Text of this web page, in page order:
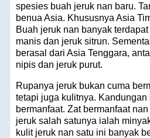
spesies buah jeruk nan baru.
benua Asia. Khususnya Asia
Buah jeruk nan banyak
manis dan jeruk sitrun.
berasal dari Asia Tenggara,
nipis dan jeruk purut.
Rupanya jeruk bukan cuma
tetapi juga kulitnya.
bermanfaat. Zat bermanfaat
jeruk salah satunya ialah
kulit jeruk nan satu ini banyak